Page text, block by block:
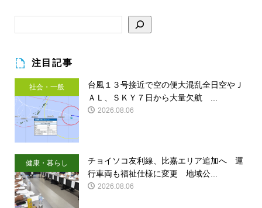
注目記事
社会・一般
台風１３号接近で空の便大混乱全日空やＪ
ＡＬ、ＳＫＹ７日から大量欠航 ...
2026.08.06
健康・暮らし
チョイソコ友利線、比嘉エリア追加へ 運
行車両も福祉仕様に変更 地域公...
2026.08.06